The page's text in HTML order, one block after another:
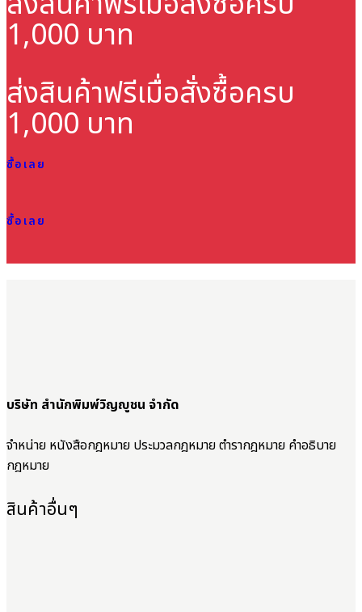
1,000 บาท
ส่งสินค้าฟรีเมื่อสั่งซื้อครบ
1,000 บาท
ซื้อเลย
ซื้อเลย
บริษัท สำนักพิมพ์วิญญูชน จำกัด
จำหน่าย หนังสือกฎหมาย ประมวลกฎหมาย ตำรากฎหมาย คำอธิบาย
กฎหมาย
สินค้าอื่นๆ